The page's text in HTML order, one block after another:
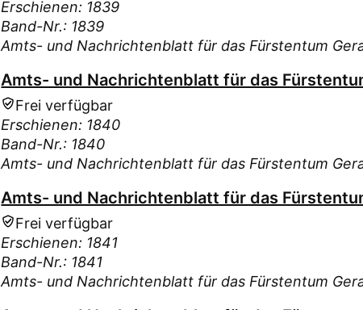
Erschienen: 1839
Band-Nr.: 1839
Amts- und Nachrichtenblatt für das Fürstentum
Amts- und Nachrichtenblatt für das
Frei verfügbar
Erschienen: 1840
Band-Nr.: 1840
Amts- und Nachrichtenblatt für das Fürstentum
Amts- und Nachrichtenblatt für das
Frei verfügbar
Erschienen: 1841
Band-Nr.: 1841
Amts- und Nachrichtenblatt für das Fürstentum